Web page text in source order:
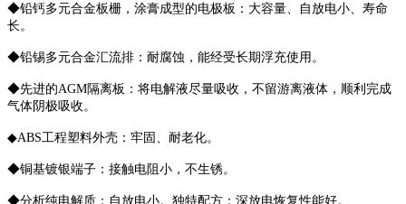
◆铅钙多元合金板栅，涂膏成型的电极板：大容量、自放电小、寿命
长。
◆铅锡多元合金汇流排：耐腐蚀，能经受长期浮充使用。
◆先进的AGM隔离板：将电解液尽量吸收，不留游离液体，顺利完成
气体阴极吸收。
◆ABS工程塑料外壳：牢固、耐老化。
◆铜基镀银端子：接触电阻小，不生锈。
◆分析纯电解质：自放电小。独特配方：深放电恢复性能好。